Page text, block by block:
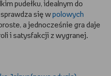
pudełku, idealnym do
się w polowych
a jednocześnie gra daje
i satysfakcji z wygranej.